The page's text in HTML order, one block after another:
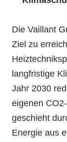
Die Vaillant
Ziel zu
langfristige
Jahr 2030
eigenen
geschieht
Energie aus